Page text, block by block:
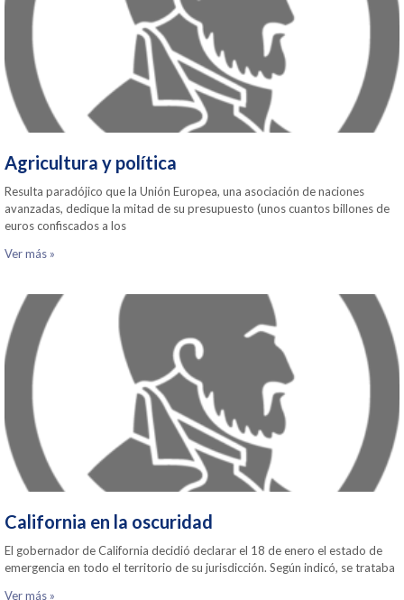
Agricultura y política
Resulta paradójico que la Unión Europea, una asociación de naciones
avanzadas, dedique la mitad de su presupuesto (unos cuantos billones de
euros confiscados a los
Ver más »
California en la oscuridad
El gobernador de California decidió declarar el 18 de enero el estado de
emergencia en todo el territorio de su jurisdicción. Según indicó, se trataba
Ver más »